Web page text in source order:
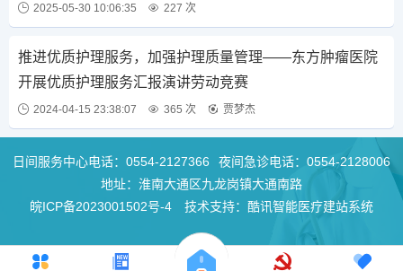
2025-05-30 10:06:35 227 次
推进优质护理服务，加强护理质量管理——东方肿瘤医院
开展优质护理服务汇报演讲劳动竞赛
2024-04-15 23:38:07 365 次 贾梦杰
日间服务中心电话： 0554-2127366 夜间急诊电话： 0554-2128006
地址：淮南大通区九龙岗镇大通南路
皖ICP备2023001502号-4
技术支持：酷讯智能医疗建站系统